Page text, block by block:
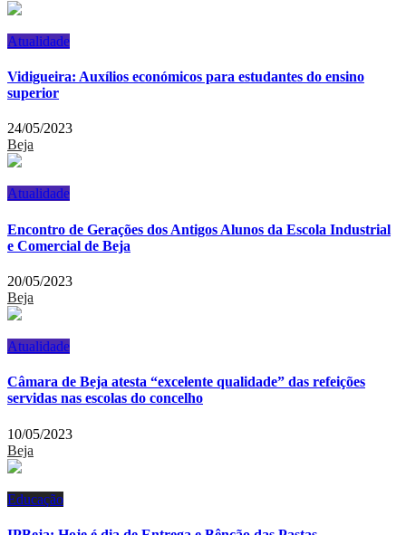
Atualidade
Vidigueira: Auxílios económicos para estudantes do ensino
superior
24/05/2023
Beja
Atualidade
Encontro de Gerações dos Antigos Alunos da Escola Industrial
e Comercial de Beja
20/05/2023
Beja
Atualidade
Câmara de Beja atesta “excelente qualidade” das refeições
servidas nas escolas do concelho
10/05/2023
Beja
Educação